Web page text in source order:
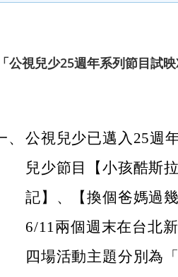
公視兒少25週年系列節目試
、 公視兒少已邁入25週
兒少節目【小孩酷斯
記】、【換個爸媽過
6/11兩個週末在台北
四場活動主題分別為